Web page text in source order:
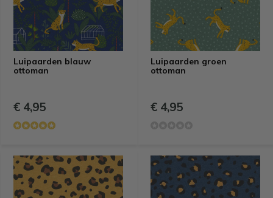
Luipaarden blauw
ottoman
€ 4,95
Luipaarden groen
ottoman
€ 4,95